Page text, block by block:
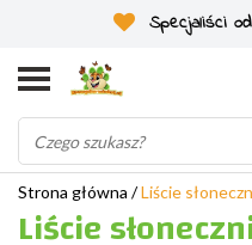
Specjaliści
Strona główna /Liście
Liście